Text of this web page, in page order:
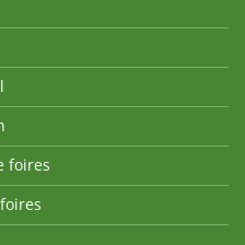
foires